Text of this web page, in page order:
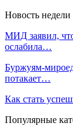
Новость недели
МИД заявил,
ослабила…
Буржуям-
потакает…
Как стать
Популярные